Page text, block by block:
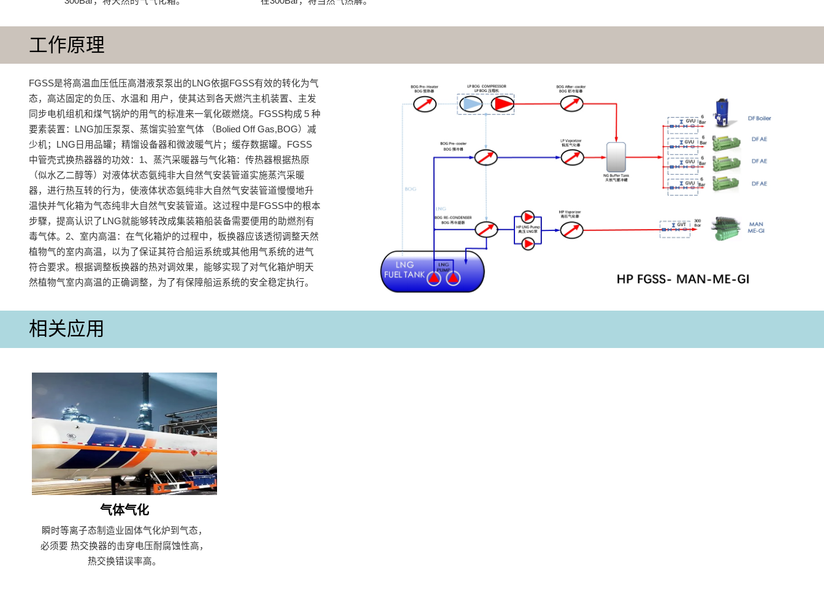
工作原理
FGSS是将高温血压低压高潜液泵泵出的LNG依据FGSS有效的转化为气
态，高达固定的负压、水温和 用户，使其达到各天燃汽主机装置、主发
同步电机组机和煤气锅炉的用气的标准来一氧化碳燃烧。FGSS构成５种
要素装置：LNG加压泵泵、蒸馏实验室气体 （Bolied Off Gas,BOG）减
少机；LNG日用品罐；精馏设备器和微波暖气片；缓存数据罐。FGSS
中管壳式换热器器的功效：1、蒸汽采暖器与气化箱‌：传热器根据热原
（似水乙二醇等）对液体状态氨纯非大自然气安装管道实施蒸汽采暖
器，进行热互转的行为，使液体状态氨纯非大自然气安装管道慢慢地升
温快并气化箱为气态纯非大自然气安装管道。这过程中是FGSS中的根本
步驟，提高认识了LNG就能够转改成集装箱船装备需要便用的助燃剂有
毒气体‌。‌2、室内高温‌：在气化箱炉的过程中，板换器应该透彻调整天然
植物气的室内高温，以为了保证其符合船运系统或其他用气系统的进气
符合要求。根据调整板换器的热对调效果，能够实现了对气化箱炉明天
然植物气室内高温的正确调整，为了有保障船运系统的安全稳定执行‌。
相关应用
气体气化
瞬时等离子态制造业固体气化炉到气态，
必须要 热交换器的击穿电压耐腐蚀性高，
热交换错误率高。